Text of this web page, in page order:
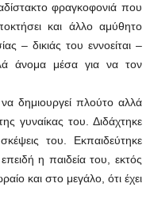
φραγκοφονιά που
και άλλο αμύθητο
– δικιάς του εννοείται –
άνομα μέσα για να τον
δημιουργεί πλούτο αλλά
γυναίκας του. Διδάχτηκε
του. Εκπαιδεύτηκε
η παιδεία του, εκτός
και στο μεγάλο, ότι έχει